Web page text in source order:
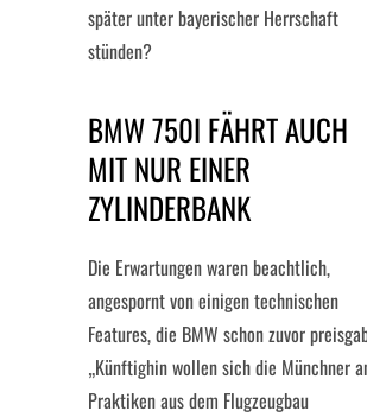
später unter bayerischer Herrschaft
stünden?
BMW 750I FÄHRT AUCH
MIT NUR EINER
ZYLINDERBANK
Die Erwartungen waren beachtlich,
angespornt von einigen technischen
Features, die BMW schon zuvor
„Künftighin wollen sich die Münchner
Praktiken aus dem Flugzeugbau